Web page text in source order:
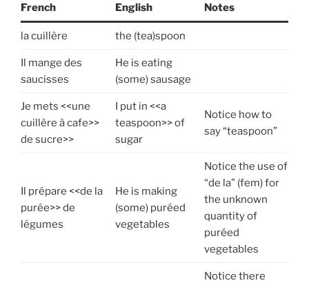
French English Notes
la cuillère the (tea)spoon
Il mange des
saucisses
He is eating
(some) sausage
Je mets <<une
cuillère à cafe>>
de sucre>>
I put in <<a
teaspoon>> of
sugar
Notice how to
say “teaspoon”
Il prépare <<de la
purée>> de
légumes
He is making
(some) puréed
vegetables
Notice the use of
“de la” (fem) for
the unknown
quantity of
puréed
vegetables
Notice there